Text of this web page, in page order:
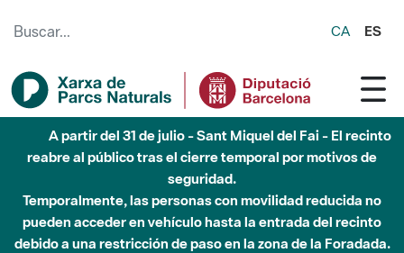
CA ES
A partir del 31 de julio - Sant Miquel del Fai - El recinto
reabre al público tras el cierre temporal por motivos de
seguridad.
Temporalmente, las personas con movilidad reducida no
pueden acceder en vehículo hasta la entrada del recinto
debido a una restricción de paso en la zona de la Foradada.